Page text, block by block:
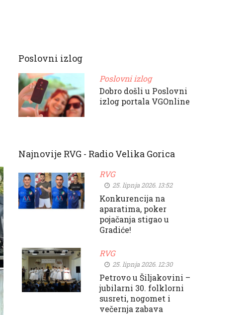
Poslovni izlog
Poslovni izlog
Dobro došli u Poslovni
izlog portala VGOnline
Najnovije RVG - Radio Velika Gorica
RVG
25. lipnja 2026. 13:52
Konkurencija na
aparatima, poker
pojačanja stigao u
Gradiće!
RVG
25. lipnja 2026. 12:30
Petrovo u Šiljakovini –
jubilarni 30. folklorni
susreti, nogomet i
večernja zabava